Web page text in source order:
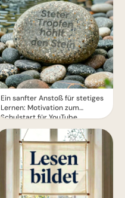
Ein sanfter Anstoß für stetiges
Lernen: Motivation zum
Schulstart für YouTube.